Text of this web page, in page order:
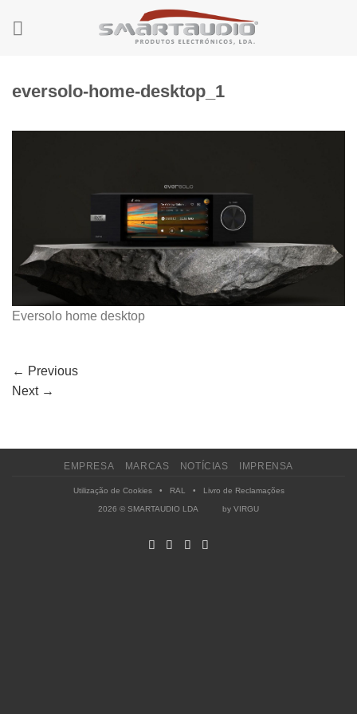
eversolo-home-desktop_1
Eversolo home desktop
← Previous
Next →
EMPRESA MARCAS NOTÍCIAS IMPRENSA
Utilização de Cookies• RAL • Livro de Reclamações
2026 © SMARTAUDIO LDA by VIRGU